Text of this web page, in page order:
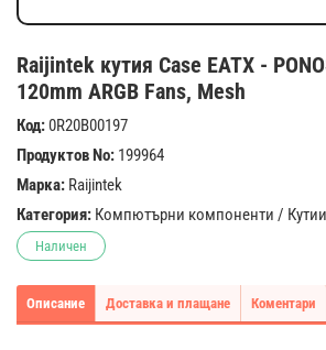
Raijintek кутия Case EATX -
120mm ARGB Fans, Mesh
Код:0R20B00197
Продуктов No: 199964
Марка: Raijintek
Категория: Компютърни компоненти /
Наличен
Описание Доставка и плащане Коментари